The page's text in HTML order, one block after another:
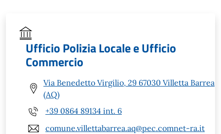
Ufficio Polizia Locale e Ufficio
Commercio
Via Benedetto Virgilio, 29 67030 Villetta Barrea
(AQ)
+39 0864 89134 int. 6
comune.villettabarrea.aq@pec.comnet-ra.it